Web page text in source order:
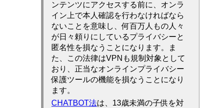
ンテンツにアクセスする前に、オンラ
イン上で本人確認を行わなければなら
ないことを意味し、何百万人もの人々
が日々頼りにしているプライバシーと
匿名性を損なうことになります。ま
た、この法律はVPNも規制対象として
おり、正当なオンラインプライバシー
保護ツールの機能を損なうことになり
ます。
CHATBOT法は、13歳未満の子供を対